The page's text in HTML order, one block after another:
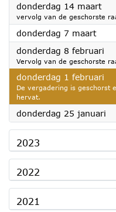
donderdag 14 maart
vervolg van de geschorste
donderdag 7 maart2024
donderdag 8 februari
Vervolg van de geschorste
donderdag 1 februari
De vergadering is geschorst
hervat.
donderdag 25 januari
2023
2022
2021